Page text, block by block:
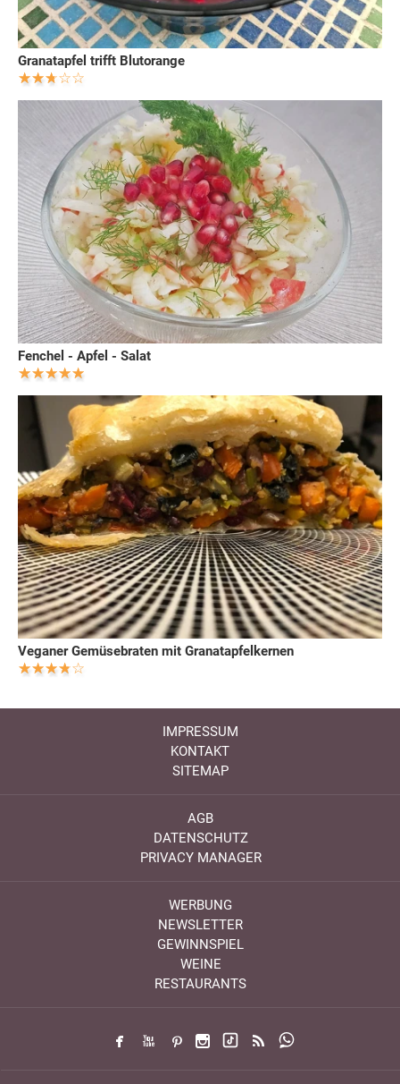
Granatapfel trifft Blutorange
Fenchel - Apfel - Salat
Veganer Gemüsebraten mit Granatapfelkernen
IMPRESSUM
KONTAKT
SITEMAP
AGB
DATENSCHUTZ
PRIVACY MANAGER
WERBUNG
NEWSLETTER
GEWINNSPIEL
WEINE
RESTAURANTS